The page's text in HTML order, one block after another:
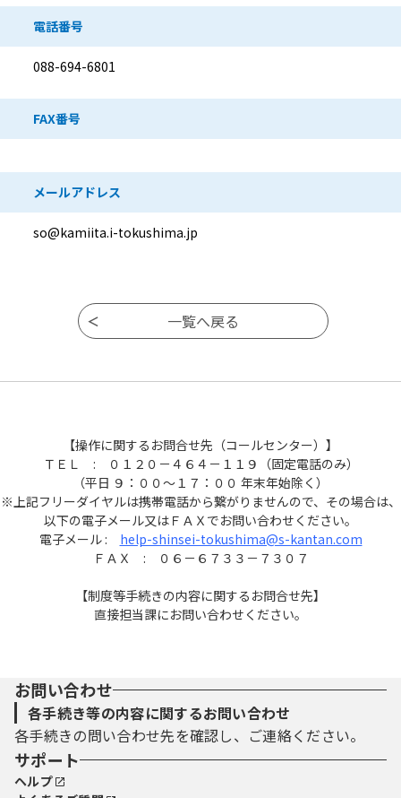
電話番号
088-694-6801
FAX番号
メールアドレス
so@kamiita.i-tokushima.jp
【操作に関するお問合せ先（コールセンター）】
ＴＥＬ : ０１２０－４６４－１１９（固定電話のみ）
（平日 ９：００～１７：００ 年末年始除く）
※上記フリーダイヤルは携帯電話から繋がりませんので、その場合は、
以下の電子メール又はＦＡＸでお問い合わせください。
電子メール : help-shinsei-tokushima@s-kantan.com
ＦＡＸ : ０６－６７３３－７３０７
【制度等手続きの内容に関するお問合せ先】
直接担当課にお問い合わせください。
お問い合わせ
各手続き等の内容に関するお問い合わせ
各手続きの問い合わせ先を確認し、ご連絡ください。
サポート
ヘルプ